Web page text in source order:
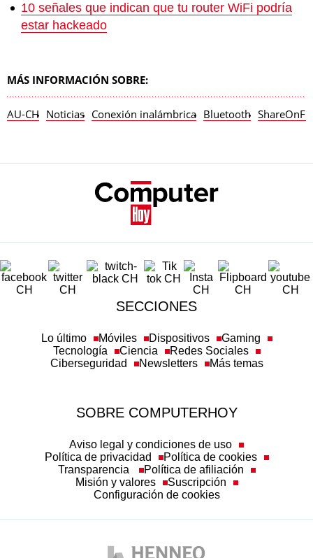
10 señales que indican que tu router WiFi podría
estar hackeado
MÁS INFORMACIÓN SOBRE:
AU-CH Noticias Conexión inalámbrica Bluetooth ShareOnFB
SECCIONES
Lo último Móviles Dispositivos
Gaming
Tecnología
Ciencia
Redes Sociales
Ciberseguridad
Newsletters Más temas
SOBRE COMPUTERHOY
Aviso legal y condiciones de uso
Política de privacidad
Política de cookies
Transparencia
Política de afiliación
Misión y valores
Suscripción
Configuración de cookies